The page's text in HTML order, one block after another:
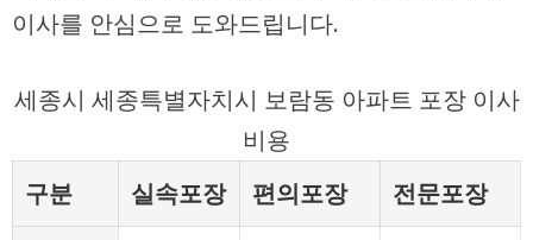
이사를 안심으로 도와드립니다.
세종시 세종특별자치시 보람동 아파트 포장 이사
비용
구분
실속포장 편의포장 전문포장